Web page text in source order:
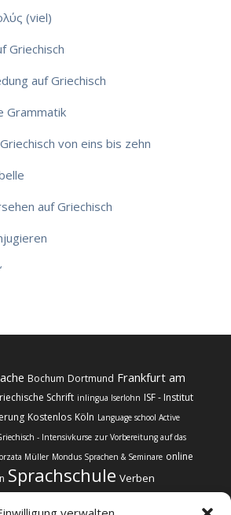
(viel)
Griechisch
auf Griechisch
Grammatik
von eins bis zehn
auf Griechisch
Bochum Dortmund Frankfurt am
Schrift inlingua Iserlohn ISF - Institut
Kostenlos Köln Language school Active
- Intensivkurse zur Vorbereitung auf das
Müller Mondus Sprachen & Seminare online
Sprachschule Verben